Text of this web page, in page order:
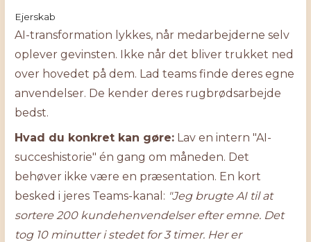
Ejerskab
AI-transformation lykkes, når medarbejderne selv
oplever gevinsten. Ikke når det bliver trukket ned
over hovedet på dem. Lad teams finde deres egne
anvendelser. De kender deres rugbrødsarbejde
bedst.
Hvad du konkret kan gøre: Lav en intern "AI-
succeshistorie" én gang om måneden. Det
behøver ikke være en præsentation. En kort
besked i jeres Teams-kanal: "Jeg brugte AI til at
sortere 200 kundehenvendelser efter emne. Det
tog 10 minutter i stedet for 3 timer. Her er